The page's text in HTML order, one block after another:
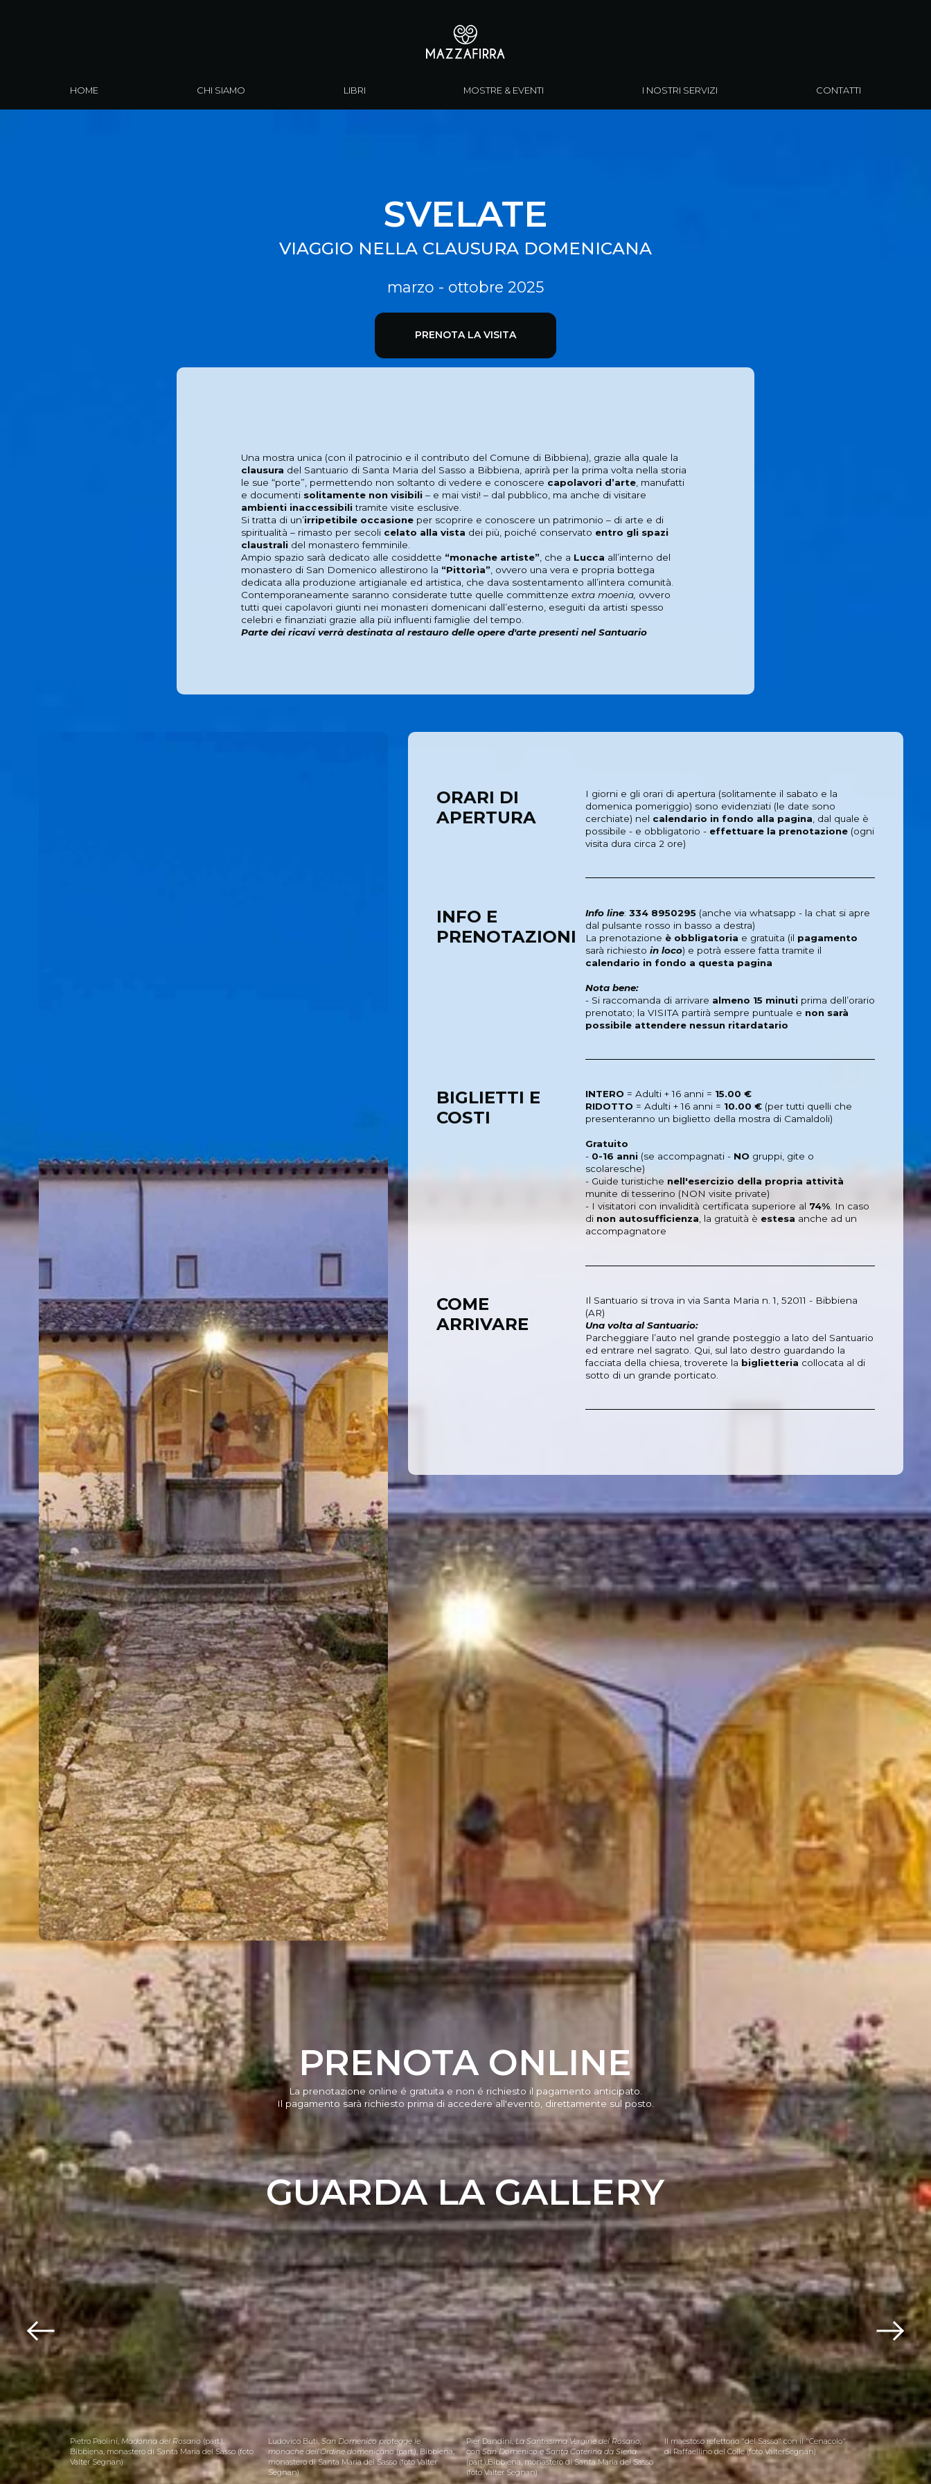
HOME CHI SIAMO LIBRI MOSTRE & EVENTI I NOSTRI SERVIZI CONTATTI
SVELATE
VIAGGIO NELLA CLAUSURA DOMENICANA
marzo - ottobre 2025
PRENOTA LA VISITA
Una mostra unica (con il patrocinio e il contributo del Comune di Bibbiena), grazie alla quale la
clausura del Santuario di Santa Maria del Sasso a Bibbiena, aprirà per la prima volta nella storia
le sue “porte”, permettendo non soltanto di vedere e conoscere capolavori d’arte , manufatti
e documenti solitamente non visibili – e mai visti! – dal pubblico, ma anche di visitare
ambienti inaccessibilitramite visite esclusive.
Si tratta di un’irripetibile occasione per scoprire e conoscere un patrimonio – di arte e di
spiritualità – rimasto per secoli celato alla vista dei più, poiché conservato entro gli spazi
claustrali del monastero femminile.
Ampio spazio sarà dedicato alle cosiddette “monache artiste” , che a Lucca all’interno del
monastero di San Domenico allestirono la “Pittorìa” , ovvero una vera e propria bottega
dedicata alla produzione artigianale ed artistica, che dava sostentamento all’intera comunità.
Contemporaneamente saranno considerate tutte quelle committenzeextra moenia, ovvero
tutti quei capolavori giunti nei monasteri domenicani dall’esterno, eseguiti da artisti spesso
celebri e finanziati grazie alla più influenti famiglie del tempo.
Parte dei ricavi verrà destinata al restauro delle opere d'arte presenti nel Santuario
ORARI DI
APERTURA
I giorni e gli orari di apertura (solitamente il sabato e la
domenica pomeriggio) sono evidenziati (le date sono
cerchiate) nel calendario in fondo alla pagina , dal quale è
possibile - e obbligatorio - effettuare la prenotazione (ogni
visita dura circa 2 ore)
INFO E
PRENOTAZIONI
Info line: 334 8950295 (anche via whatsapp - la chat si apre
dal pulsante rosso in basso a destra)
La prenotazione è obbligatoria e gratuita (il pagamento
sarà richiesto in loco) e potrà essere fatta tramite il
calendario in fondo a questa pagina
Nota bene:
- Si raccomanda di arrivare almeno 15 minutiprima dell’orario
prenotato; la VISITA partirà sempre puntuale e non sarà
possibile attendere nessun ritardatario
BIGLIETTI E
COSTI
INTERO = Adulti + 16 anni = 15.00 €
RIDOTTO = Adulti + 16 anni = 10.00 € (per tutti quelli che
presenteranno un biglietto della mostra di Camaldoli)
Gratuito
- 0-16 anni(se accompagnati - NO gruppi, gite o
scolaresche)
- Guide turistiche nell'esercizio della propria attività
munite di tesserino (NON visite private)
- I visitatori con invalidità certificata superiore al 74%. In caso
di non autosufficienza, la gratuità è estesa anche ad un
accompagnatore
COME
ARRIVARE
Il Santuario si trova in via Santa Maria n. 1, 52011 - Bibbiena
(AR)
Una volta al Santuario:
Parcheggiare l’auto nel grande posteggio a lato del Santuario
ed entrare nel sagrato. Qui, sul lato destro guardando la
facciata della chiesa, troverete la biglietteria collocata al di
sotto di un grande porticato.
PRENOTA ONLINE
La prenotazione online é gratuita e non é richiesto il pagamento anticipato.
Il pagamento sarà richiesto prima di accedere all'evento, direttamente sul posto.
GUARDA LA GALLERY
Vambrè,
Segnan)
Pietro Paolini, Madonna del Rosario(part.),
Bibbiena, monastero di Santa Maria del Sasso (foto
Valter Segnan)
Ludovico Buti, San Domenico protegge le
monache dell’Ordine domenicano(part.), Bibbiena,
monastero di Santa Maria del Sasso (foto Valter
Segnan)
Pier Dandini,La Santissima Vergine del Rosario,
con San Domenico e Santa Caterina da Siena
(part.),Bibbiena, monastero di Santa Maria del Sasso
(foto Valter Segnan)
Il maestoso refettorio "del Sasso" con il "Cenacolo"
di Raffaellino del Colle (foto ValterSegnan)
Baccio da
Segnan)